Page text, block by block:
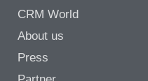
CRM World
About us
Press